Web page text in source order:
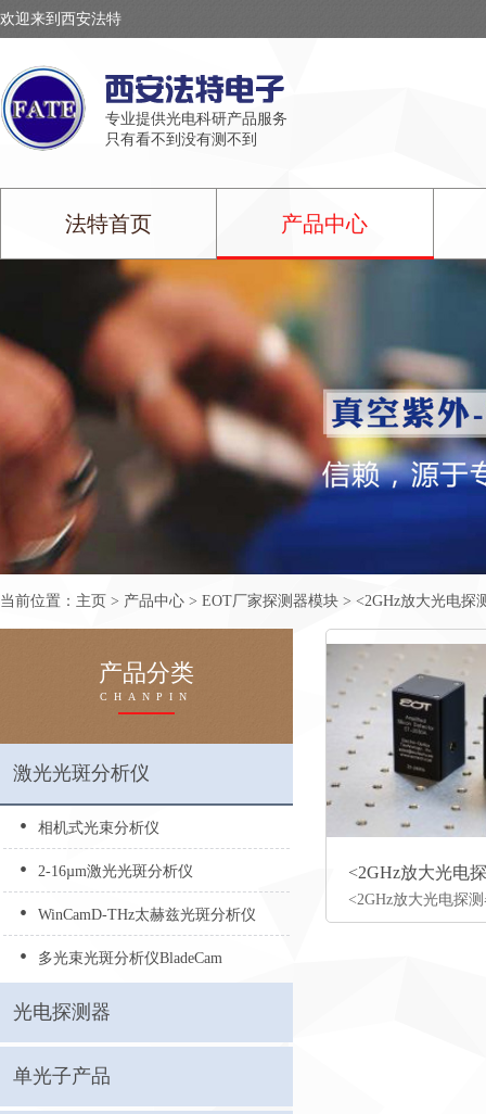
欢迎来到西安法特
专业提供光电科研产品服务
只有看不到没有测不到
法特首页 产品中心
当前位置： 主页 > 产品中心 > EOT厂家探测器模块 > <2GHz放大光电探
产品分类
CHANPIN
激光光斑分析仪
• 相机式光束分析仪
• 2-16µm激光光斑分析仪
• WinCamD-THz太赫兹光斑分析仪
• 多光束光斑分析仪BladeCam
光电探测器
单光子产品
<2GHz放大光电